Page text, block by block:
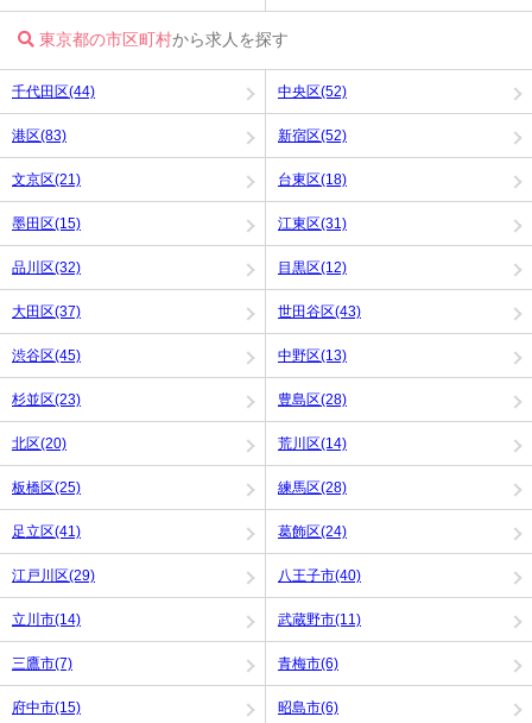
東京都の市区町村から求人を探す
千代田区(44) 中央区(52)
港区(83) 新宿区(52)
文京区(21) 台東区(18)
墨田区(15) 江東区(31)
品川区(32) 目黒区(12)
大田区(37) 世田谷区(43)
渋谷区(45) 中野区(13)
杉並区(23) 豊島区(28)
北区(20) 荒川区(14)
板橋区(25) 練馬区(28)
足立区(41) 葛飾区(24)
江戸川区(29) 八王子市(40)
立川市(14) 武蔵野市(11)
三鷹市(7) 青梅市(6)
府中市(15) 昭島市(6)